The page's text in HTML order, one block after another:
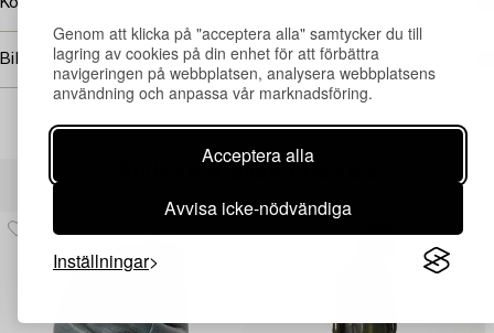
Genom att klicka på "acceptera alla" samtycker du till
lagring av cookies på din enhet för att förbättra
navigeringen på webbplatsen, analysera webbplatsens
användning och anpassa vår marknadsföring.
Acceptera alla
Avvisa icke-nödvändiga
Inställningar
Köpinformation
Bildrättigheter
Andra har även tittat på